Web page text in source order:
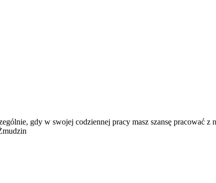
gdy w swojej codziennej pracy masz szansę pracować z